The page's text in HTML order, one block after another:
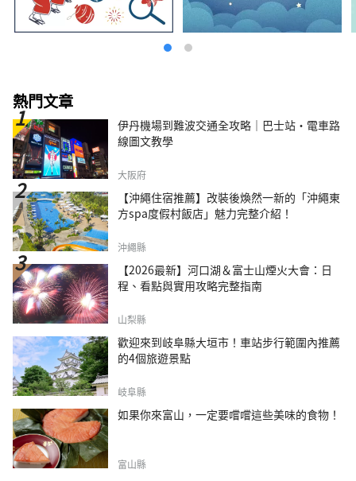
熱門文章
伊丹機場到難波交通全攻略｜巴士站・電車路
線圖文教學
大阪府
【沖繩住宿推薦】改裝後煥然一新的「沖繩東
方spa度假村飯店」魅力完整介紹！
沖繩縣
【2026最新】河口湖＆富士山煙火大會：日
程、看點與實用攻略完整指南
山梨縣
歡迎來到岐阜縣大垣市！車站步行範圍內推薦
的4個旅遊景點
岐阜縣
如果你來富山，一定要嚐嚐這些美味的食物！
富山縣